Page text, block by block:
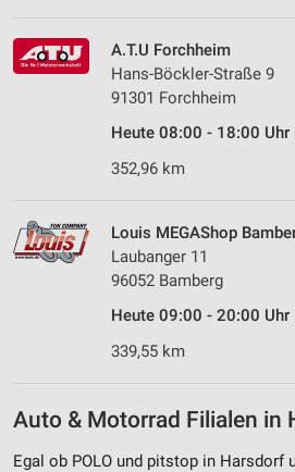
A.T.U Forchheim
Hans-Böckler-Straße 9
91301 Forchheim
Heute 08:00 - 18:00 Uhr
352,96 km
Louis MEGAShop
Laubanger 11
96052 Bamberg
Heute 09:00 - 20:00 Uhr
339,55 km
Auto & Motorrad Filialen in
Egal ob POLO und pitstop in Harsdorf